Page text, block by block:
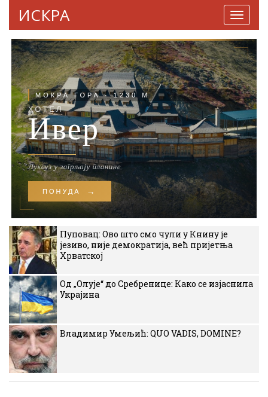
ИСКРА
Пуповац: Ово што смо чули у Книну је
језиво, није демократија, већ пријетња
Хрватској
Од „Олује“ до Сребренице: Како се изјаснила
Украјина
Владимир Умељић: QUO VADIS, DOMINE?